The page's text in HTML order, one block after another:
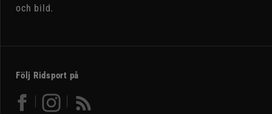
och bild.
Följ Ridsport på